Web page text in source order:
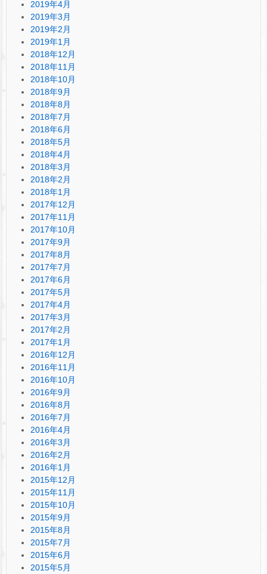
2019年4月
2019年3月
2019年2月
2019年1月
2018年12月
2018年11月
2018年10月
2018年9月
2018年8月
2018年7月
2018年6月
2018年5月
2018年4月
2018年3月
2018年2月
2018年1月
2017年12月
2017年11月
2017年10月
2017年9月
2017年8月
2017年7月
2017年6月
2017年5月
2017年4月
2017年3月
2017年2月
2017年1月
2016年12月
2016年11月
2016年10月
2016年9月
2016年8月
2016年7月
2016年4月
2016年3月
2016年2月
2016年1月
2015年12月
2015年11月
2015年10月
2015年9月
2015年8月
2015年7月
2015年6月
2015年5月